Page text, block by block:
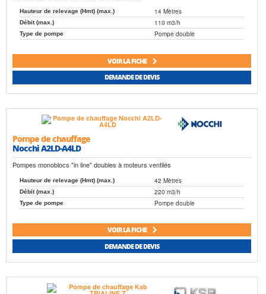
Hauteur de relevage (Hmt) (max.) 14 Mètres
Débit (max.) 110 m3/h
Type de pompe Pompe double
VOIR LA FICHE
DEMANDE DE DEVIS
Pompe de chauffage
Nocchi A2LD-A4LD
Pompes monoblocs "in line" doubles à moteurs ventilés
Hauteur de relevage (Hmt) (max.) 42 Mètres
Débit (max.) 220 m3/h
Type de pompe Pompe double
VOIR LA FICHE
DEMANDE DE DEVIS